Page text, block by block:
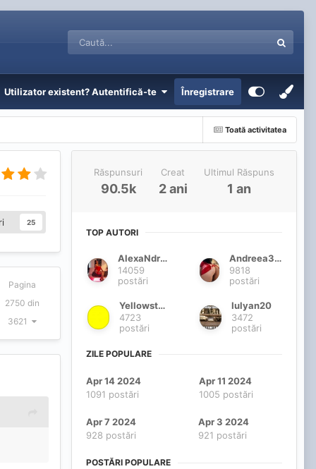
Utilizator existent? Autentifică-te Înregistrare
Toată activitatea
25
Pagina
2750 din
3621
Răspunsuri
90.5k
Creat
2 ani
Ultimul Răspuns
1 an
TOP AUTORI
AlexaNdra1q
14059
postări
Andreea3025
9818
postări
Yellowstone
4723
postări
Iulyan20
3472
postări
ZILE POPULARE
Apr 14 2024
1091 postări
Apr 11 2024
1005 postări
Apr 7 2024
928 postări
Apr 3 2024
921 postări
POSTĂRI POPULARE